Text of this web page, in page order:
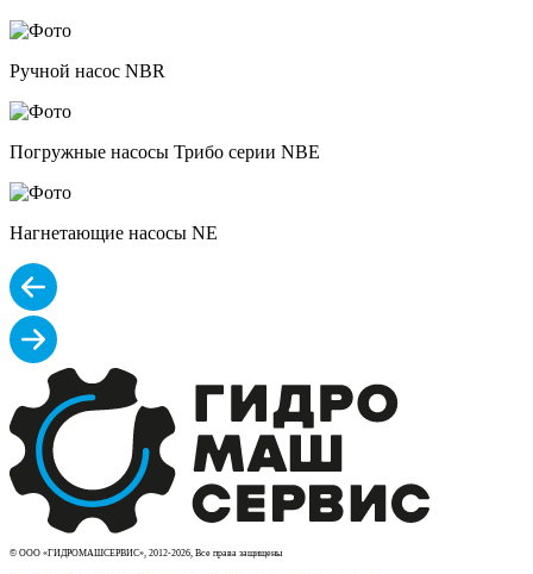
Ручной насос NBR
Погружные насосы Трибо серии NBE
Нагнетающие насосы NE
© ООО «ГИДРОМАШСЕРВИС», 2012-2026, Все права защищены